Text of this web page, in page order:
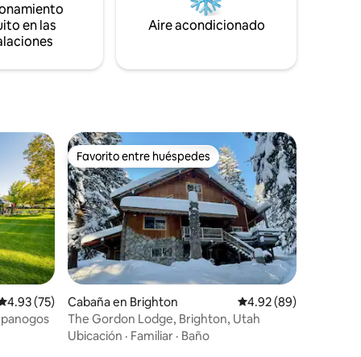
4x4.
esquís, equipo de nieve y equipo de
senderismo. Ven a alojarte en la joya
en las
Aire acondicionado
promedio: 4.93 de 5, 75 reseñas
4.93 (75)
Favorito entre huéspedes
Favorito entre huéspedes
Cabaña en Brighton Calificación
4.92 (89)
The Gordon Lodge, Brighton, Utah
Ubicación · Familiar · Baño